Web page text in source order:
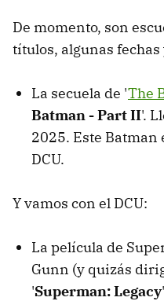
De momento, son
títulos, algunas
La secuela de 'The
Batman - Part II'.
2025. Este
DCU.
Y vamos con el DCU:
La película de
Gunn (y quizás
'Superman: Legacy